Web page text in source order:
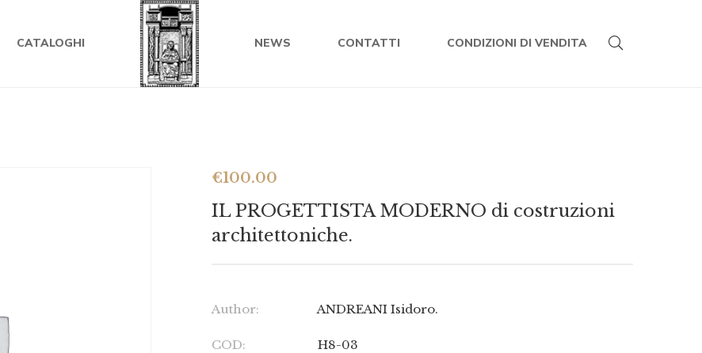
CATALOGHI NEWS CONTATTI CONDIZIONI DI VENDITA
€100.00
IL PROGETTISTA MODERNO di costruzioni
architettoniche.
Author: ANDREANI Isidoro.
COD: H8-03